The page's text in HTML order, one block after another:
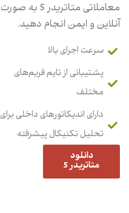
معاملاتی متاتریدر 5 به صورت
آنلاین و ایمن انجام دهید.
سرعت اجرای بالا
پشتیبانی از تایم فریم‌های
مختلف
دارای اندیکاتورهای داخلی برای
تحلیل تکنیکال پیشرفته
دانلود
متاتریدر 5